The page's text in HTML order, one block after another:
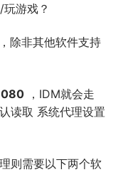
游戏？
除非其他软件支持
，IDM就会走
读取 系统代理设置
则需要以下两个软